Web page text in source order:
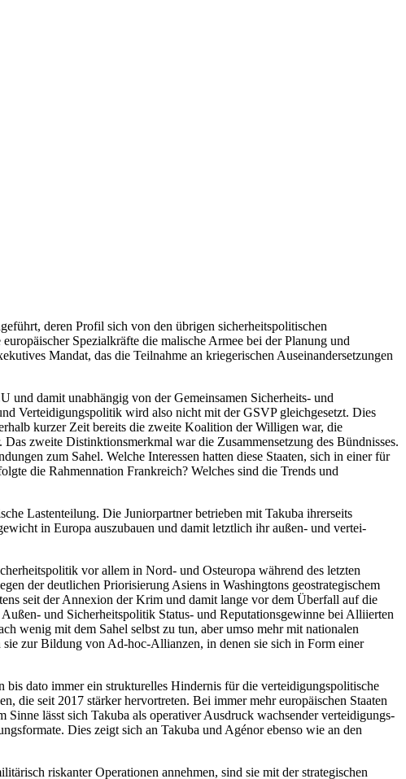
deren Profil sich von den übrigen sicherheitspolitischen
Spezialkräfte die malische Armee bei der Planung und
Mandat, das die Teilnahme an kriegerischen Auseinandersetzungen
und damit unabhängig von der Gemeinsamen Sicherheits- und
Verteidigungspolitik wird also nicht mit der GSVP gleichgesetzt. Dies
kurzer Zeit bereits die zweite Koalition der Willigen war, die
zweite Distinktionsmerkmal war die Zusammen­setzung des Bündnisses.
zum Sahel. Welche Interessen hatten diese Staaten, sich in einer für
die Rahmennation Frankreich? Wel­ches sind die Trends und
Lasten­teilung. Die Juniorpartner betrieben mit Takuba ihrerseits
in Europa aus­zubauen und damit letztlich ihr außen- und vertei­
vor allem in Nord- und Osteuropa während des letz­ten
der deutlichen Priorisierung Asiens in Washingtons geostrategischem
seit der Annexion der Krim und damit lange vor dem Überfall auf die
und Sicher­heitspolitik Status- und Reputationsgewinne bei Alliierten
wenig mit dem Sahel selbst zu tun, aber umso mehr mit nationalen
zur Bil­dung von Ad-hoc-Allianzen, in denen sie sich in Form einer
dato immer ein strukturelles Hindernis für die verteidigungspolitische
die seit 2017 stärker hervortreten. Bei immer mehr europäischen Staaten
lässt sich Takuba als operativer Ausdruck wachsender verteidigungs-
Dies zeigt sich an Takuba und Agénor ebenso wie an den
riskanter Operationen annehmen, sind sie mit der strategischen